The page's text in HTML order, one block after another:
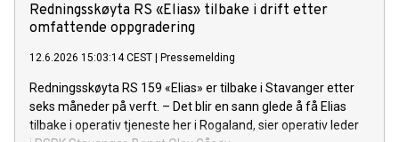
Redningsskøyta RS «Elias» tilbake i drift etter
omfattende oppgradering
12.6.2026 15:03:14 CEST | Pressemelding
Redningsskøyta RS 159 «Elias» er tilbake i Stavanger etter
seks måneder på verft. – Det blir en sann glede å få Elias
tilbake i operativ tjeneste her i Rogaland, sier operativ leder